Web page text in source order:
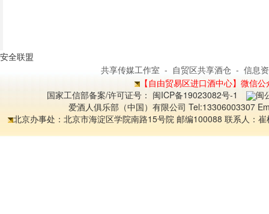
安全联盟
共享传媒工作室 - 自贸区共享酒仓 - 信息
【自由贸易区进口酒中心】微信
国家工信部备案/许可证号： 闽ICP备19023082号-1
闽
爱酒人俱乐部（中国）有限公司 Tel:13306003307
北京办事处：北京市海淀区学院南路15号院 邮编100088 联系人：